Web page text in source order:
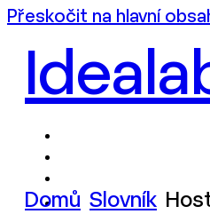
Přeskočit na hlavní
Domů Slovník